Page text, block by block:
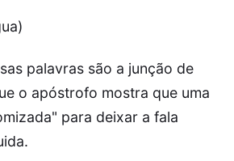
palavras são a junção de
o apóstrofo mostra que uma
para deixar a fala